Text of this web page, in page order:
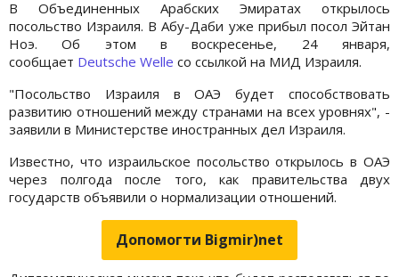
В Объединенных Арабских Эмиратах открылось
посольство Израиля. В Абу-Даби уже прибыл посол Эйтан
Ноэ. Об этом в воскресенье, 24 января,
сообщает Deutsche Welle со ссылкой на МИД Израиля.
"Посольство Израиля в ОАЭ будет способствовать
развитию отношений между странами на всех уровнях", -
заявили в Министерстве иностранных дел Израиля.
Известно, что израильское посольство открылось в ОАЭ
через полгода после того, как правительства двух
государств объявили о нормализации отношений.
Допомогти Bigmir)net